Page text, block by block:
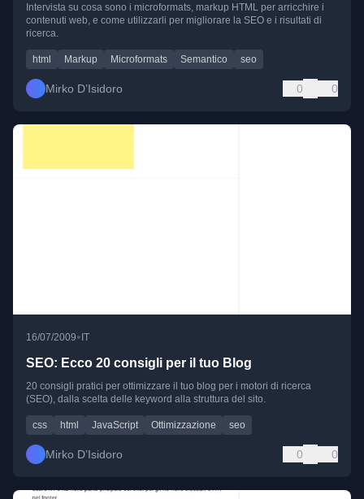
Intervista su cosa sono i microformats, markup HTML per arricchire i
contenuti web, e come utilizzarli per migliorare la SEO e i risultati di
ricerca.
html Markup Microformats Semantico seo
Mirko D’Isidoro 0 0
16/07/2009• IT
SEO: Ecco 20 consigli per il tuo Blog
20 consigli pratici per ottimizzare il tuo blog per i motori di ricerca
(SEO), dalla scelta delle keyword alla struttura del sito.
css html JavaScript Ottimizzazione seo
Mirko D’Isidoro 0 0